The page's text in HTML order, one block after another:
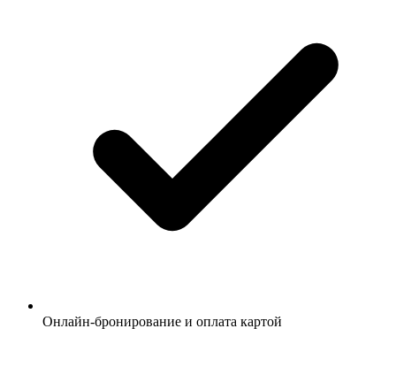
Онлайн-бронирование и оплата картой